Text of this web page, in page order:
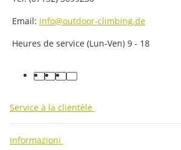
Email: info@outdoor-climbing.de
Heures de service (Lun-Ven) 9 - 18
facebook
youtube
instagram
tiktok
Service à la clientèle
Informazioni